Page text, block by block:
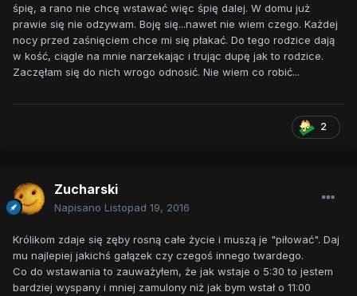
śpię, a rano nie chcę wstawać więc śpię dalej. W domu już
prawie się nie odzywam. Boję się...nawet nie wiem czego. Każdej
nocy przed zaśnięciem chce mi się płakać. Do tego rodzice dają
w kość, ciągle na mnie narzekając i trując dupę jak to rodzice.
Zaczęłam się do nich wrogo odnosić. Nie wiem co robić...
2
Zucharski
Napisano Listopad 19, 2016
Królikom zdaje się zęby rosną całe życie i muszą je "piłować". Daj
mu najlepiej jakichś gałązek czy czegoś innego twardego.
Co do wstawania to zauważyłem, że jak wstaje o 5:30 to jestem
bardziej wyspany i mniej zamulony niż jak bym wstał o 11:00